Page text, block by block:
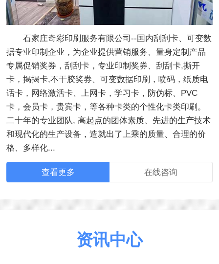
石家庄奇彩印刷服务有限公司--国内刮刮卡、可变数
据专业印制企业，为企业提供营销服务、量身定制产品
专属促销奖券，刮刮卡，专业印制奖券、刮刮卡,撕开
卡，揭揭卡,不干胶奖券、可变数据印刷，喷码，纸质电
话卡，网络激活卡、上网卡，学习卡，防伪标、PVC
卡，会员卡，贵宾卡，等各种卡类的个性化卡类印刷。
二十年的专业团队, 高起点的团体素质、先进的生产技术
和现代化的生产设备，造就出了上乘的质量、合理的价
格、多样化...
查看更多 在线咨询
资讯中心